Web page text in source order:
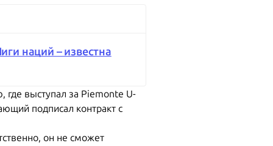
наций – известна
выступал за Piemonte U-
подписал контракт с
он не сможет